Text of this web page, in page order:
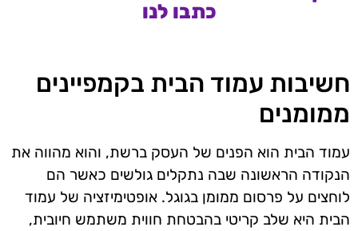
כתבו לנו
חשיבות עמוד הבית בקמפיינים
ממומנים
עמוד הבית הוא הפנים של העסק ברשת, והוא מהווה את
הנקודה הראשונה שבה נתקלים גולשים כאשר הם
לוחצים על פרסום ממומן בגוגל. אופטימיזציה של עמוד
הבית היא שלב קריטי בהבטחת חווית משתמש חיובית,